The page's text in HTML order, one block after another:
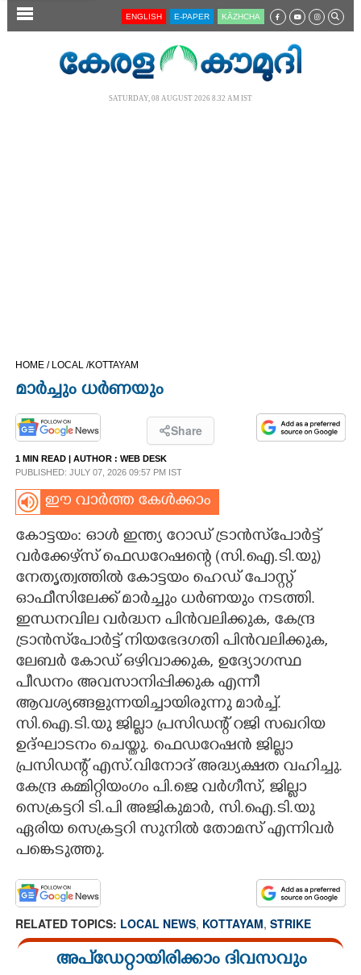
SECTIONS
OPINION
PHOTOS
LIFESTYLE
SPIRITUAL
ART
ASTRO
CARTOONS
LITERATURE
CONTACT US
ENGLISH E-PAPER KĀZHCHA
SATURDAY, 08 AUGUST 2026 8.32 AM IST
HOME / LOCAL /KOTTAYAM
മാർച്ചും ധർണയും
Share
1 MIN READ | AUTHOR : WEB DESK
PUBLISHED: JULY 07, 2026 09:57 PM IST
ഈ വാർത്ത കേൾക്കാം
കോട്ടയം: ഓൾ ഇന്ത്യ റോഡ് ട്രാൻസ്‌പോർട്ട്
വർക്കേഴ്‌സ് ഫെഡറേഷന്റെ (സി.ഐ.ടി.യു)
നേതൃത്വത്തിൽ കോട്ടയം ഹെഡ് പോസ്റ്റ്
ഓഫീസിലേക്ക് മാർച്ചും ധർണയും നടത്തി.
ഇന്ധനവില വർദ്ധന പിൻവലിക്കുക, കേന്ദ്ര
ട്രാൻസ്‌പോർട്ട് നിയഭേദഗതി പിൻവലിക്കുക,
ലേബർ കോഡ് ഒഴിവാക്കുക, ഉദ്യോഗസ്ഥ
പീഡനം അവസാനിപ്പിക്കുക എന്നീ
ആവശ്യങ്ങളുന്നയിച്ചായിരുന്നു മാർച്ച്.
സി.ഐ.ടി.യു ജില്ലാ പ്രസിഡന്റ് റജി സഖറിയ
ഉദ്ഘാടനം ചെയ്തു. ഫെഡറേഷൻ ജില്ലാ
പ്രസിഡന്റ് എസ്.വിനോദ് അദ്ധ്യക്ഷത വഹിച്ചു.
കേന്ദ്ര കമ്മിറ്റിയംഗം പി.ജെ വർഗീസ്, ജില്ലാ
സെക്രട്ടറി ടി.പി അജികുമാർ, സി.ഐ.ടി.യു
ഏരിയ സെക്രട്ടറി സുനിൽ തോമസ് എന്നിവർ
പങ്കെടുത്തു.
RELATED TOPICS: LOCAL NEWS, KOTTAYAM, STRIKE
അപ്ഡേറ്റായിരിക്കാം ദിവസവും